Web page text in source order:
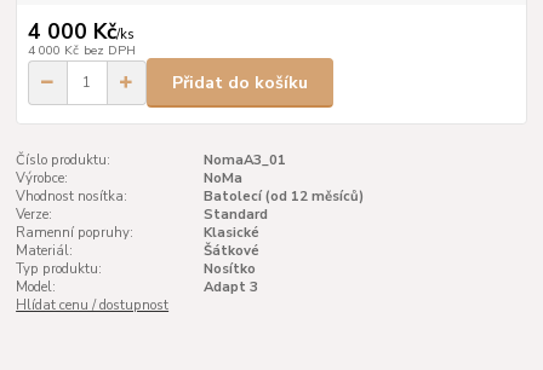
4 000 Kč/ks
4 000 Kč bez DPH
Přidat do košíku
Číslo produktu:
NomaA3_01
Výrobce:
NoMa
Vhodnost nosítka:
Batolecí (od 12 měsíců)
Verze:
Standard
Ramenní popruhy:
Klasické
Materiál:
Šátkové
Typ produktu:
Nosítko
Model:
Adapt 3
Hlídat cenu / dostupnost